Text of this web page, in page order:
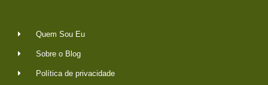
Quem Sou Eu
Sobre o Blog
Política de privacidade